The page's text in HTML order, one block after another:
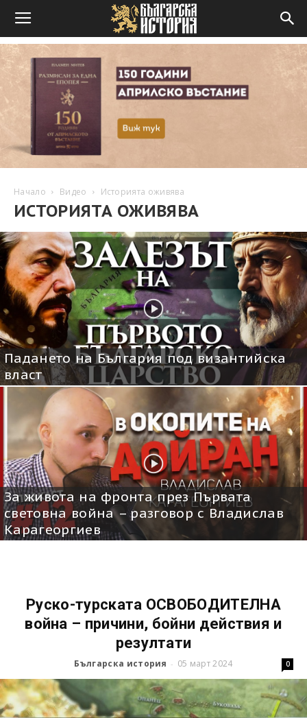
Начало Видео Историята оживява
ИСТОРИЯТА ОЖИВЯВА
Падането на България под византийска
власт
За живота на фронта през Първата
световна война – разговор с Владислав
Карагеоргиев
Руско-турската ОСВОБОДИТЕЛНА
война – причини, бойни действия и
резултати
Българска история - 05 март 2024 0